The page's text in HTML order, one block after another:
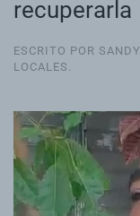
recuperarla
ESCRITO POR
LOCALES